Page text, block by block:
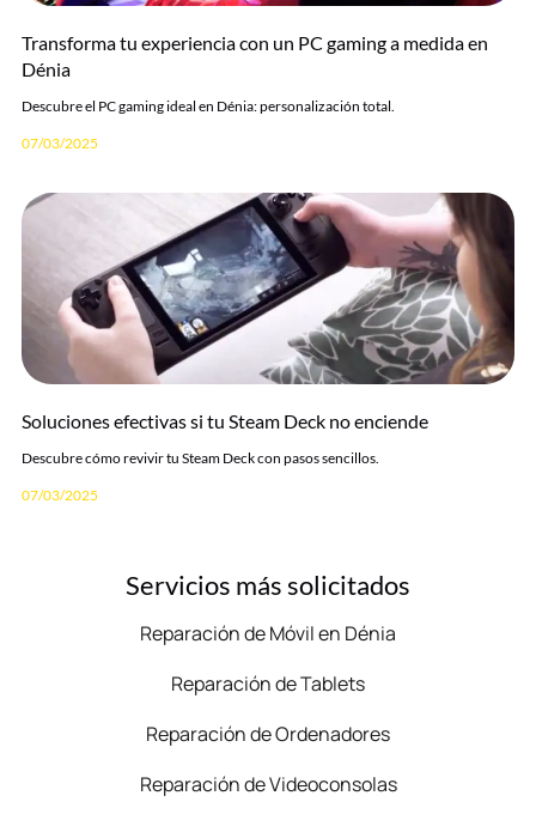
Transforma tu experiencia con un PC gaming a medida en
Dénia
Descubre el PC gaming ideal en Dénia: personalización total.
07/03/2025
Soluciones efectivas si tu Steam Deck no enciende
Descubre cómo revivir tu Steam Deck con pasos sencillos.
07/03/2025
Servicios más solicitados
Reparación de Móvil en Dénia
Reparación de Tablets
Reparación de Ordenadores
Reparación de Videoconsolas